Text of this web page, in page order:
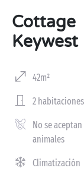
Cottage
Keywest
42m²
2 habitaciones
No se aceptan
animales
Climatización